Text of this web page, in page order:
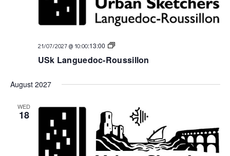
21/07/2027 @ 10:00:13:00
USk
USk Languedoc-Roussillon
August 2027
WED
18